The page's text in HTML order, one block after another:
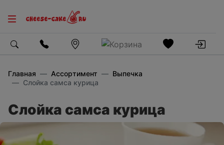
Главная Ассортимент
Выпечка
Слойка самса курица
Слойка самса курица